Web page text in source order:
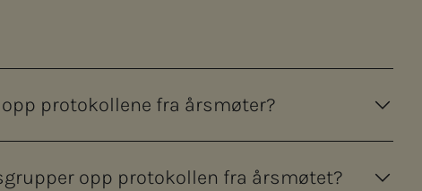
protokollene fra årsmøter?
opp protokollen fra årsmøtet?